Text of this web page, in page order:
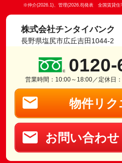
※仲介(2026.1)、管理(2026.8)発表 全国賃貸住
株式会社チンタイバンク
長野県塩尻市広丘吉田1044-2
0120-
営業時間：10:00～18:00／定休日
物件リク
お問い合わ